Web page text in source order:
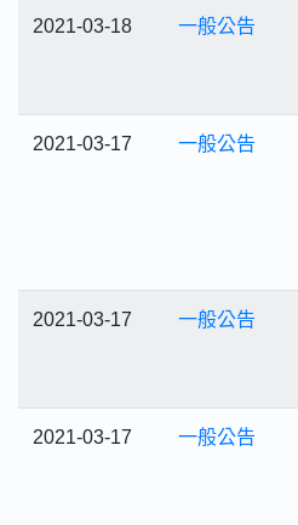
2021-03-18 一般公告
2021-03-17 一般公告
2021-03-17 一般公告
2021-03-17 一般公告